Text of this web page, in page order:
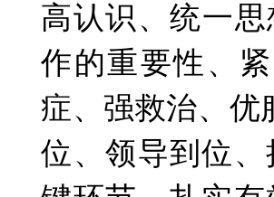
高认识、统一
作的重要性、
症、强救治、优
位、领导到位